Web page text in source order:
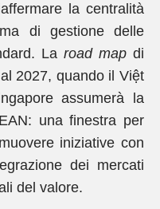
la centralità
di gestione delle
La road map di
2027, quando il Việt
assumerà la
una finestra per
iniziative con
dei mercati
del valore.